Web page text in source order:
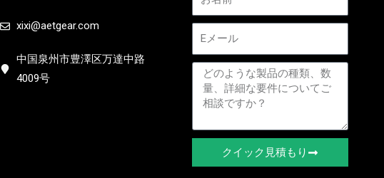
xixi@aetgear.com
中国泉州市豊澤区万達中路
4009号
電
子
ー
クイック見積もり